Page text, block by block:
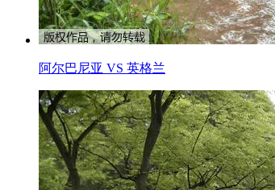
阿尔巴尼亚 VS 英格兰